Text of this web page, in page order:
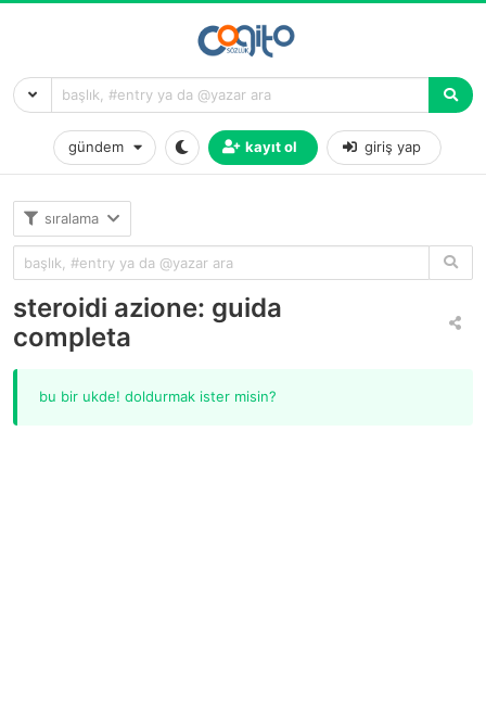
gündem kayıt ol giriş yap
sıralama
steroidi azione: guida
completa
bu bir ukde! doldurmak ister misin?